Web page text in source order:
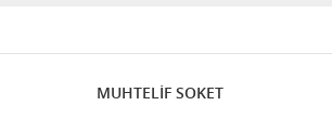
MUHTELİF SOKET